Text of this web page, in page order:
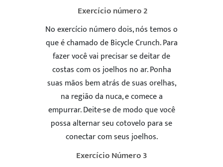
Exercício número 2
No exercício número dois, nós temos o
que é chamado de Bicycle Crunch. Para
fazer você vai precisar se deitar de
costas com os joelhos no ar. Ponha
suas mãos bem atrás de suas orelhas,
na região da nuca, e comece a
empurrar. Deite-se de modo que você
possa alternar seu cotovelo para se
conectar com seus joelhos.
Exercício Número 3